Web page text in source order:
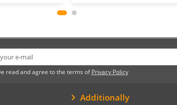
read and agree to the terms ofPrivacy Policy
Additionally